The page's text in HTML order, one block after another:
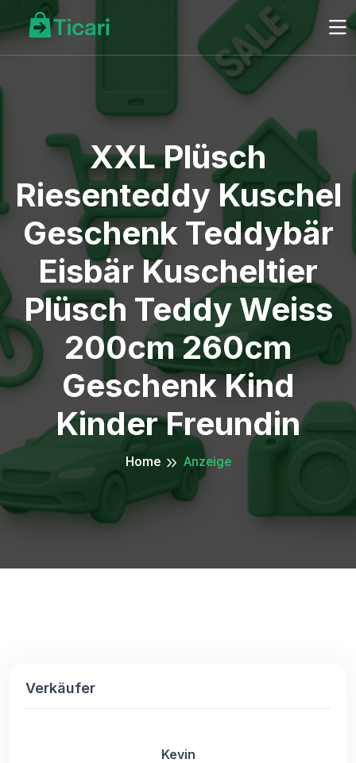
XXL Plüsch
Riesenteddy Kuschel
Geschenk Teddybär
Eisbär Kuscheltier
Plüsch Teddy Weiss
200cm 260cm
Geschenk Kind
Kinder Freundin
Home Anzeige
Verkäufer
Kevin